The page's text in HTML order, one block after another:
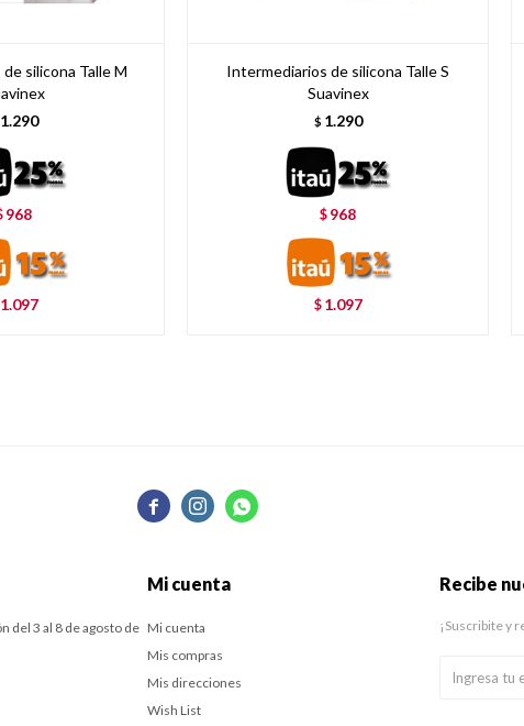
silicona Talle M
1.290
968
1.097
Intermediarios de silicona Talle S
Suavinex
$ 1.290
$ 968
$ 1.097
  
del 3 al 8 de agosto de
Mi cuenta
Mi cuenta
Mis compras
Mis direcciones
Wish List
Recibe
¡Suscribite y